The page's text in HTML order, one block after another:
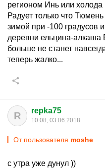
регионом Инь или холода
Радует только что
зимой при -100 градусов
деревни ельцина-алкаша
больше не станет
теперь жалко...
R repka75
10:08, 03.06.2018
От пользователя moshe
с утра уже дунул ))